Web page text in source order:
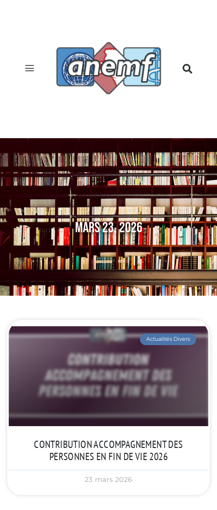
Mars 23, 2026
Actualités Divers
CONTRIBUTION ACCOMPAGNEMENT DES
PERSONNES EN FIN DE VIE 2026
23 mars 2026